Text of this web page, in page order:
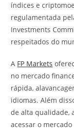
índices e
regulamentada
Investments
respeitados do
A FP Markets
no mercado
rápida,
idiomas. Além
de alta qualidade,
acessar o